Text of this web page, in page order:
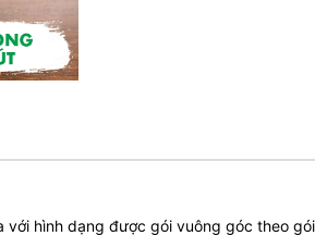
với hình dạng được gói vuông góc theo